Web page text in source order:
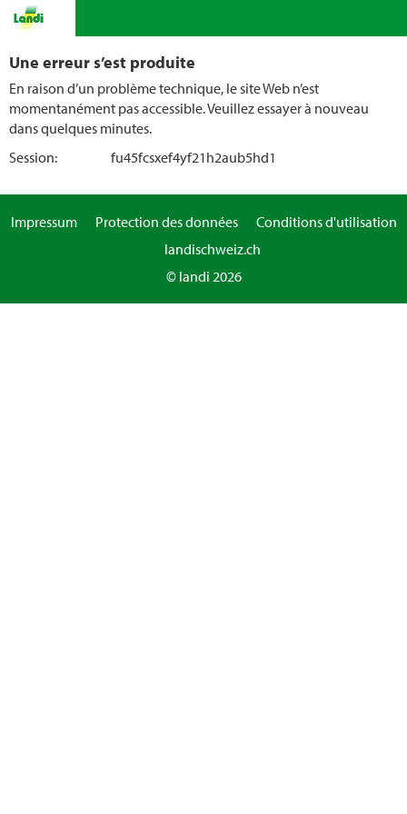
Une erreur s’est produite
En raison d’un problème technique, le site Web n’est
momentanément pas accessible. Veuillez essayer à nouveau
dans quelques minutes.
Session:
fu45fcsxef4yf21h2aub5hd1
Impressum Protection des données
Conditions d'utilisation
landischweiz.ch
© landi 2026